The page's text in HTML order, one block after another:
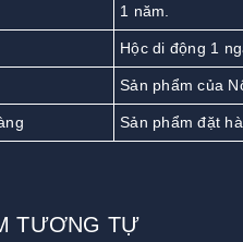
1 năm.
Hộc di động 1
Sản phẩm của
Sản phẩm đặt
TƯƠNG TỰ